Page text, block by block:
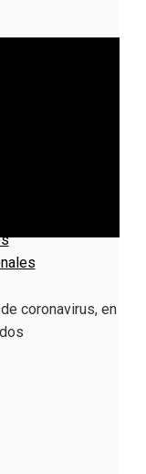
coronavirus, en